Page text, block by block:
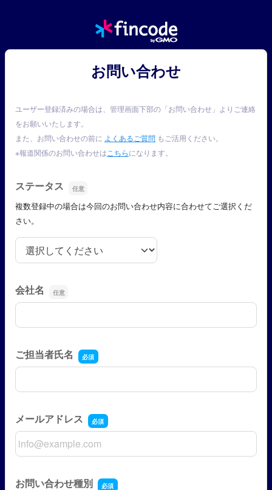
お問い合わせ
ユーザー登録済みの場合は、管理画面下部の「お問い合わせ」よりご連絡
をお願いいたします。
また、お問い合わせの前に よくあるご質問 もご活用ください。
※報道関係のお問い合わせは こちらになります。
ステータス
複数登録中の場合は今回のお問い合わせ内容に合わせてご選択くだ
さい。
ステータス
会社名
会社名
ご担当者氏名
ご担当者氏名
メールアドレス
メールアドレス
お問い合わせ種別